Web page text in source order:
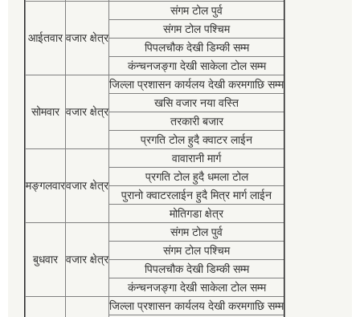
आईतवार वजार क्षेत्र
संगम टोल पुर्व
संगम टोल पश्चिम
पिपलचौक देखी डिम्की सम्म
कंन्चनजङ्गा देखी साकेला टोल सम्म
सोमवार वजार क्षेत्र
जिल्ला प्रशासन कार्यलय देखी करमगाछि सम्म
खसि वजार नया वस्ति
तरकारी बजार
प्रगति टोल हुदै क्वाटर लाईन
मङ्गलवारवजार क्षेत्र
वावारानी मार्ग
प्रगति टोल हुदै धमला टोल
पुरानो क्वाटरलाईन हुदै मित्र मार्ग लाईन
मोतिगडा क्षेत्र
बुधवार वजार क्षेत्र
संगम टोल पुर्व
संगम टोल पश्चिम
पिपलचौक देखी डिम्की सम्म
कंन्चनजङ्गा देखी साकेला टोल सम्म
जिल्ला प्रशासन कार्यलय देखी करमगाछि सम्म